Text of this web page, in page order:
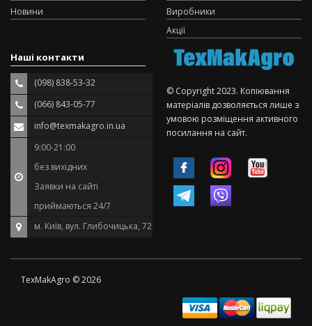
Новини
Виробники
Акції
Наші контакти
(098) 838-53-32
(066) 843-05-77
info@texmakagro.in.ua
9:00-21:00
без вихідних
Заявки на сайті
приймаються 24/7
м. Київ, вул. Глибочицька, 72
© Copyright 2023. Копіювання
матеріалів дозволяється лише з
умовою розміщення активного
посилання на сайт.
TexMakAgro © 2026